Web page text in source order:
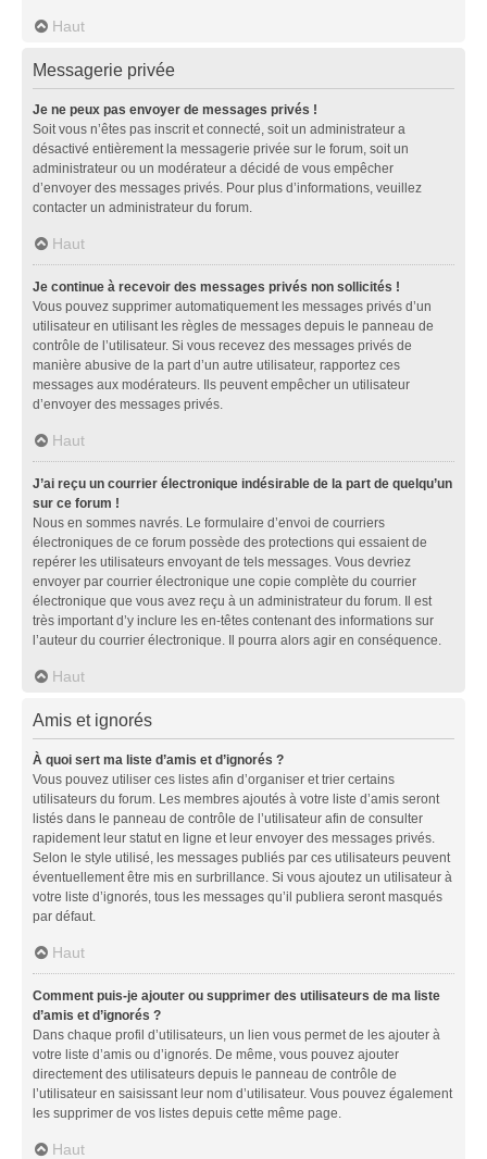
Haut
Messagerie privée
Je ne peux pas envoyer de messages privés !
Soit vous n’êtes pas inscrit et connecté, soit un administrateur a
désactivé entièrement la messagerie privée sur le forum, soit un
administrateur ou un modérateur a décidé de vous empêcher
d’envoyer des messages privés. Pour plus d’informations, veuillez
contacter un administrateur du forum.
Haut
Je continue à recevoir des messages privés non sollicités !
Vous pouvez supprimer automatiquement les messages privés d’un
utilisateur en utilisant les règles de messages depuis le panneau de
contrôle de l’utilisateur. Si vous recevez des messages privés de
manière abusive de la part d’un autre utilisateur, rapportez ces
messages aux modérateurs. Ils peuvent empêcher un utilisateur
d’envoyer des messages privés.
Haut
J’ai reçu un courrier électronique indésirable de la part de quelqu’un
sur ce forum !
Nous en sommes navrés. Le formulaire d’envoi de courriers
électroniques de ce forum possède des protections qui essaient de
repérer les utilisateurs envoyant de tels messages. Vous devriez
envoyer par courrier électronique une copie complète du courrier
électronique que vous avez reçu à un administrateur du forum. Il est
très important d’y inclure les en-têtes contenant des informations sur
l’auteur du courrier électronique. Il pourra alors agir en conséquence.
Haut
Amis et ignorés
À quoi sert ma liste d’amis et d’ignorés ?
Vous pouvez utiliser ces listes afin d’organiser et trier certains
utilisateurs du forum. Les membres ajoutés à votre liste d’amis seront
listés dans le panneau de contrôle de l’utilisateur afin de consulter
rapidement leur statut en ligne et leur envoyer des messages privés.
Selon le style utilisé, les messages publiés par ces utilisateurs peuvent
éventuellement être mis en surbrillance. Si vous ajoutez un utilisateur à
votre liste d’ignorés, tous les messages qu’il publiera seront masqués
par défaut.
Haut
Comment puis-je ajouter ou supprimer des utilisateurs de ma liste
d’amis et d’ignorés ?
Dans chaque profil d’utilisateurs, un lien vous permet de les ajouter à
votre liste d’amis ou d’ignorés. De même, vous pouvez ajouter
directement des utilisateurs depuis le panneau de contrôle de
l’utilisateur en saisissant leur nom d’utilisateur. Vous pouvez également
les supprimer de vos listes depuis cette même page.
Haut